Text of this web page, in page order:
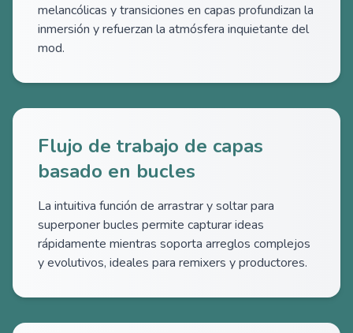
melancólicas y transiciones en capas profundizan la
inmersión y refuerzan la atmósfera inquietante del
mod.
Flujo de trabajo de capas
basado en bucles
La intuitiva función de arrastrar y soltar para
superponer bucles permite capturar ideas
rápidamente mientras soporta arreglos complejos
y evolutivos, ideales para remixers y productores.